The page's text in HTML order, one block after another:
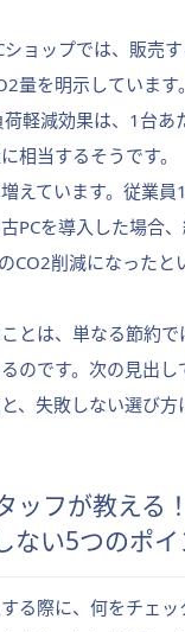
ョップでは、販売
量を明示していま
荷軽減効果は、1台あ
相当するそうです。
えています。従業
PCを導入した場合
CO2削減になったと
とは、単なる節約
のです。次の見出し
、失敗しない選び
ッフが教える
ない5つのポイ
る際に、何をチェ